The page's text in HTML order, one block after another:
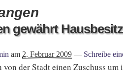
gewährt
am 2. Februar 2009 — Schreibe
der Stadt einen Zuschuss um